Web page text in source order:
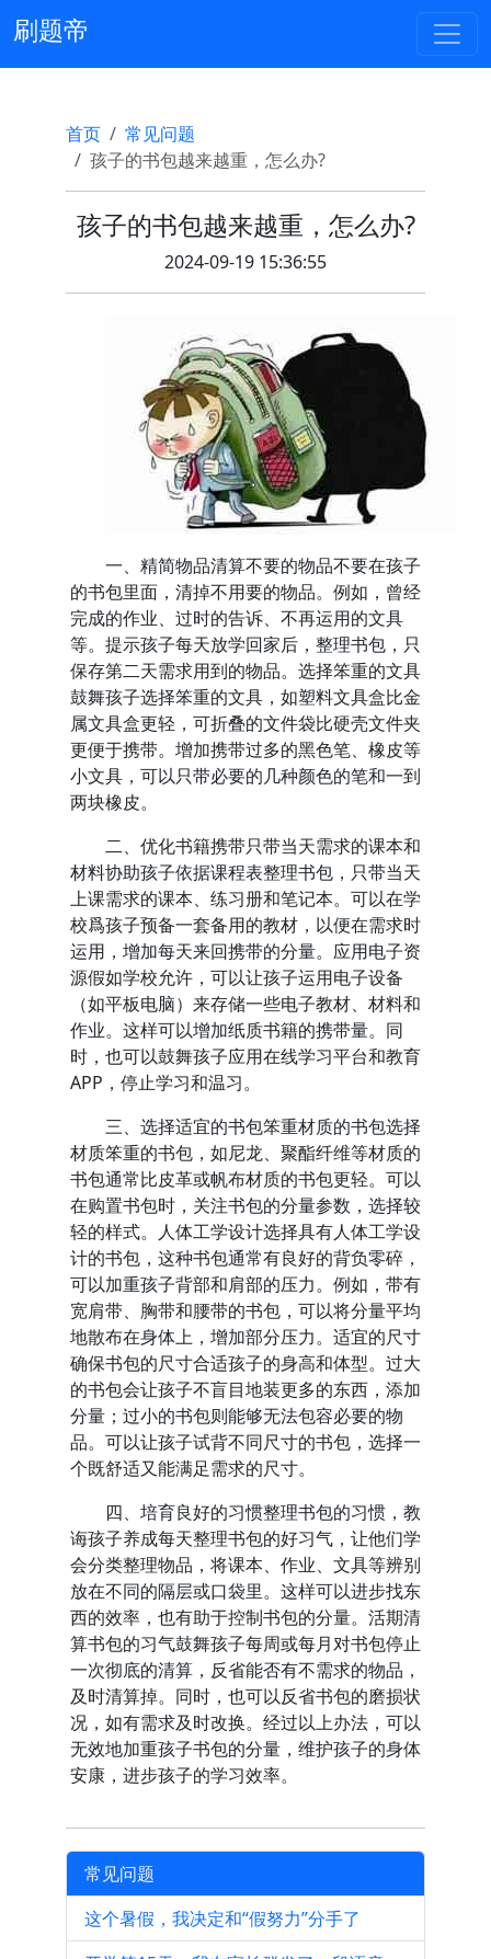
刷题帝
首页
常见问题
孩子的书包越来越重，怎么办?
孩子的书包越来越重，怎么办?
2024-09-19 15:36:55
一、精简物品清算不要的物品不要在孩子
的书包里面，清掉不用要的物品。例如，曾经
完成的作业、过时的告诉、不再运用的文具
等。提示孩子每天放学回家后，整理书包，只
保存第二天需求用到的物品。选择笨重的文具
鼓舞孩子选择笨重的文具，如塑料文具盒比金
属文具盒更轻，可折叠的文件袋比硬壳文件夹
更便于携带。增加携带过多的黑色笔、橡皮等
小文具，可以只带必要的几种颜色的笔和一到
两块橡皮。
二、优化书籍携带只带当天需求的课本和
材料协助孩子依据课程表整理书包，只带当天
上课需求的课本、练习册和笔记本。可以在学
校爲孩子预备一套备用的教材，以便在需求时
运用，增加每天来回携带的分量。应用电子资
源假如学校允许，可以让孩子运用电子设备
（如平板电脑）来存储一些电子教材、材料和
作业。这样可以增加纸质书籍的携带量。同
时，也可以鼓舞孩子应用在线学习平台和教育
APP，停止学习和温习。
三、选择适宜的书包笨重材质的书包选择
材质笨重的书包，如尼龙、聚酯纤维等材质的
书包通常比皮革或帆布材质的书包更轻。可以
在购置书包时，关注书包的分量参数，选择较
轻的样式。人体工学设计选择具有人体工学设
计的书包，这种书包通常有良好的背负零碎，
可以加重孩子背部和肩部的压力。例如，带有
宽肩带、胸带和腰带的书包，可以将分量平均
地散布在身体上，增加部分压力。适宜的尺寸
确保书包的尺寸合适孩子的身高和体型。过大
的书包会让孩子不盲目地装更多的东西，添加
分量；过小的书包则能够无法包容必要的物
品。可以让孩子试背不同尺寸的书包，选择一
个既舒适又能满足需求的尺寸。
四、培育良好的习惯整理书包的习惯，教
诲孩子养成每天整理书包的好习气，让他们学
会分类整理物品，将课本、作业、文具等辨别
放在不同的隔层或口袋里。这样可以进步找东
西的效率，也有助于控制书包的分量。活期清
算书包的习气鼓舞孩子每周或每月对书包停止
一次彻底的清算，反省能否有不需求的物品，
及时清算掉。同时，也可以反省书包的磨损状
况，如有需求及时改换。经过以上办法，可以
无效地加重孩子书包的分量，维护孩子的身体
安康，进步孩子的学习效率。
常见问题
这个暑假，我决定和“假努力”分手了